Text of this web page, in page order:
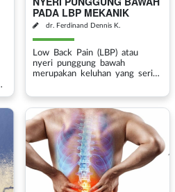
PADA LBP MEKANIK
dr. Ferdinand Dennis K.
Low Back Pain (LBP) atau
nyeri punggung bawah
merupakan keluhan yang sering